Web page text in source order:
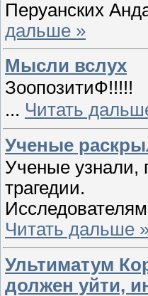
Перуанских
дальше »
Мысли вслух
ЗоопозитиФ!!!!!
... Читать
Ученые
Ученые узнали,
трагедии.
Читать дальше
Ультиматум
должен уйти,